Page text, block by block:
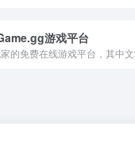
游戏平台